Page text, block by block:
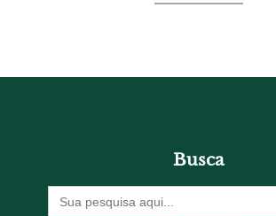
Busca
Procurar
por: